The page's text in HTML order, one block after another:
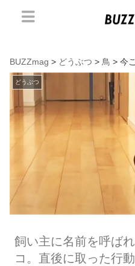
BUZZmag > どうぶつ > 鳥 > 今
どうぶつ
飼い主に名前を呼ば
コ。直後に取った行